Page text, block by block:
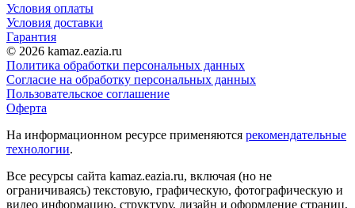
Условия оплаты
Условия доставки
Гарантия
© 2026 kamaz.eazia.ru
Политика обработки персональных данных
Согласие на обработку персональных данных
Пользовательское соглашение
Оферта
На информационном ресурсе применяются рекомендательные
технологии.
Все ресурсы сайта kamaz.eazia.ru, включая (но не
ограничиваясь) текстовую, графическую, фотографическую и
видео информацию, структуру, дизайн и оформление страниц,